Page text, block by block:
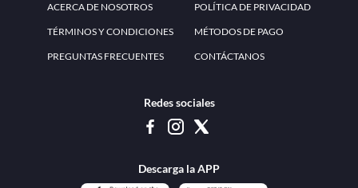
ACERCA DE NOSOTROS POLÍTICA DE PRIVACIDAD
TÉRMINOS Y CONDICIONES MÉTODOS DE PAGO
PREGUNTAS FRECUENTES CONTÁCTANOS
Redes sociales
Descarga la APP